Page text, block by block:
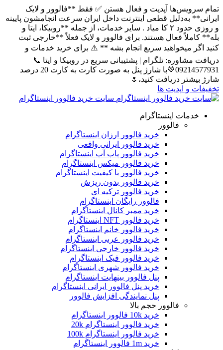
آپدیت و فعال هستن ✅ فقط **فالوور و لایک
قطعی اینترنت داخل ایران سرعت انجامشون پایینه
و روزی حدود ۲ کا میاد . سایر خدمات، از جمله **روبیکا، ایتا و
هستند. برای فالوور و لایک فعلاً **خارجی ثبت
سریع انجام بشه ** ⚠️ برای خرید خدمات و
تلگرام | پشتیبانی سریع در روبیکا و ایتا 📞
09214577931💚با شارژ پنل به صورت کارت به کارت 20 درصد
کنید،🌷
ها
سایت خرید فالوور اینستاگرام
خرید فالوور ارزان اینستاگرام
خرید فالوور ایرانی واقعی
خرید فالوور پاپ آپ اینستاگرام
خرید فالوور میکس اینستاگرام
خرید فالوور با کیفیت اینستاگرام
خرید فالوور بدون ریزش
خرید فالوور ترکیه ای
فالوور رایگان اینستاگرام
خرید ممبر کانال اینستاگرام
خرید فالوور NFT اینستاگرام
خرید فالوور خانم اینستاگرام
خرید فالوور عربی اینستاگرام
خرید فالوور خارجی اینستاگرام
خرید فالوور فیک اینستاگرام
خرید فالوور شهری اینستاگرام
پنل فالوور بینهایت اینستاگرام
خرید پنل فالوور ایرانی اینستاگرام
پنل نمایندگی افزایش فالوور
حجم بالا
خرید فالوور اینستاگرام 20k
خرید فالوور اینستاگرام 100k